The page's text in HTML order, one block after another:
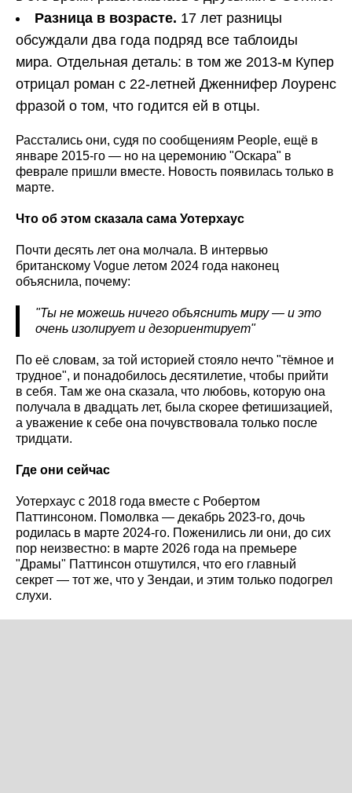
Разница в возрасте. 17 лет разницы
обсуждали два года подряд все таблоиды
мира. Отдельная деталь: в том же 2013-м Купер
отрицал роман с 22-летней Дженнифер Лоуренс
фразой о том, что годится ей в отцы.
Расстались они, судя по сообщениям People, ещё в
январе 2015-го — но на церемонию "Оскара" в
феврале пришли вместе. Новость появилась только в
марте.
Что об этом сказала сама Уотерхаус
Почти десять лет она молчала. В интервью
британскому Vogue летом 2024 года наконец
объяснила, почему:
"Ты не можешь ничего объяснить миру — и это
очень изолирует и дезориентирует"
По её словам, за той историей стояло нечто "тёмное и
трудное", и понадобилось десятилетие, чтобы прийти
в себя. Там же она сказала, что любовь, которую она
получала в двадцать лет, была скорее фетишизацией,
а уважение к себе она почувствовала только после
тридцати.
Где они сейчас
Уотерхаус с 2018 года вместе с Робертом
Паттинсоном. Помолвка — декабрь 2023-го, дочь
родилась в марте 2024-го. Поженились ли они, до сих
пор неизвестно: в марте 2026 года на премьере
"Драмы" Паттинсон отшутился, что его главный
секрет — тот же, что у Зендаи, и этим только подогрел
слухи.